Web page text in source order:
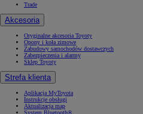
Trade
Akcesoria
Oryginalne akcesoria Toyoty
Opony i koła zimowe
Zabudowy samochodów dostawczych
Zabezpieczenia i alarmy
Sklep Toyoty
Strefa klienta
Aplikacja MyToyota
Instrukcje obsługi
Aktualizacja map
System Bluetooth®